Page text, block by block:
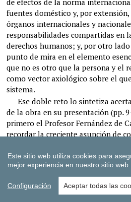
Este sitio web utiliza cookies para
mejor experiencia en nuestro sitio web.
Configuración Aceptar todas las